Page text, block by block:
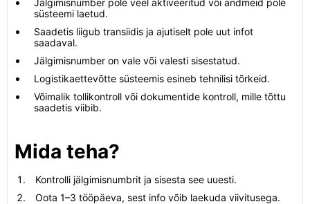
Jälgimisnumber pole veel aktiveeritud või andmeid pole
süsteemi laetud.
Saadetis liigub transiidis ja ajutiselt pole uut infot
saadaval.
Jälgimisnumber on vale või valesti sisestatud.
Logistikaettevõtte süsteemis esineb tehnilisi tõrkeid.
Võimalik tollikontroll või dokumentide kontroll, mille tõttu
saadetis viibib.
Mida teha?
Kontrolli jälgimisnumbrit ja sisesta see uuesti.
Oota 1–3 tööpäeva, sest info võib laekuda viivitusega.